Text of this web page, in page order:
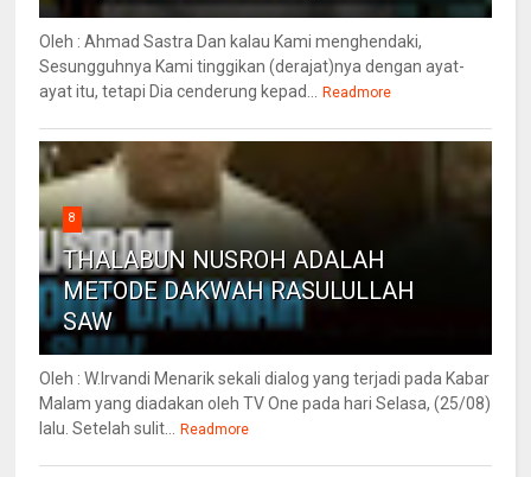
Oleh : Ahmad Sastra Dan kalau Kami menghendaki,
Sesungguhnya Kami tinggikan (derajat)nya dengan ayat-
ayat itu, tetapi Dia cenderung kepad...
Readmore
8
THALABUN NUSROH ADALAH
METODE DAKWAH RASULULLAH
SAW
Oleh : W.Irvandi Menarik sekali dialog yang terjadi pada Kabar
Malam yang diadakan oleh TV One pada hari Selasa, (25/08)
lalu. Setelah sulit...
Readmore